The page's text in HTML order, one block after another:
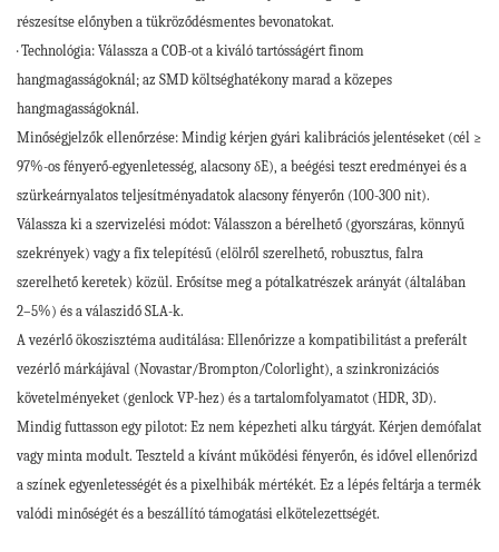
részesítse előnyben a tükröződésmentes bevonatokat.
· Technológia: Válassza a COB-ot a kiváló tartósságért finom
hangmagasságoknál; az SMD költséghatékony marad a közepes
hangmagasságoknál.
Minőségjelzők ellenőrzése: Mindig kérjen gyári kalibrációs jelentéseket (cél ≥
97%-os fényerő-egyenletesség, alacsony δE), a beégési teszt eredményei és a
szürkeárnyalatos teljesítményadatok alacsony fényerőn (100-300 nit).
Válassza ki a szervizelési módot: Válasszon a bérelhető (gyorszáras, könnyű
szekrények) vagy a fix telepítésű (elölről szerelhető, robusztus, falra
szerelhető keretek) közül. Erősítse meg a pótalkatrészek arányát (általában
2–5%) és a válaszidő SLA-k.
A vezérlő ökoszisztéma auditálása: Ellenőrizze a kompatibilitást a preferált
vezérlő márkájával (Novastar/Brompton/Colorlight), a szinkronizációs
követelményeket (genlock VP-hez) és a tartalomfolyamatot (HDR, 3D).
Mindig futtasson egy pilotot: Ez nem képezheti alku tárgyát. Kérjen demófalat
vagy minta modult. Teszteld a kívánt működési fényerőn, és idővel ellenőrizd
a színek egyenletességét és a pixelhibák mértékét. Ez a lépés feltárja a termék
valódi minőségét és a beszállító támogatási elkötelezettségét.